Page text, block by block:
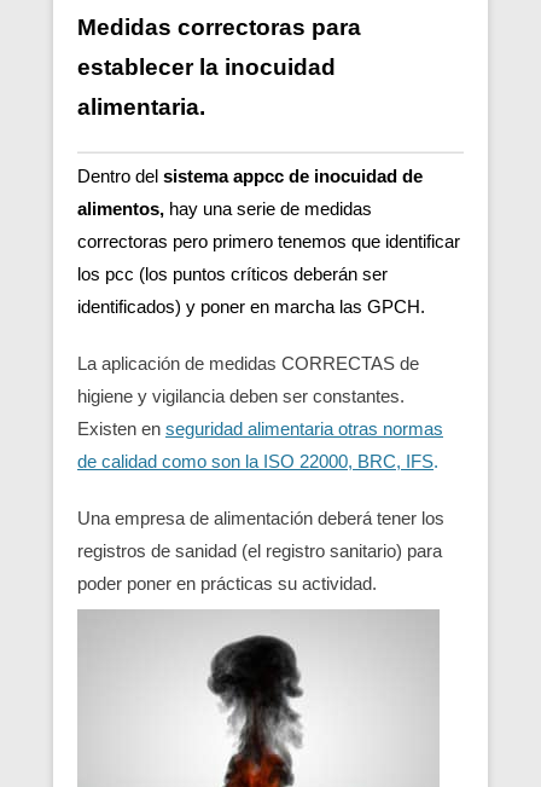
Medidas correctoras para
establecer la inocuidad
alimentaria.
Dentro del sistema appcc de inocuidad de
alimentos, hay una serie de medidas
correctoras pero primero tenemos que identificar
los pcc (los puntos críticos deberán ser
identificados) y poner en marcha las GPCH.
La aplicación de medidas CORRECTAS de
higiene y vigilancia deben ser constantes.
Existen en seguridad alimentaria otras normas
de calidad como son la ISO 22000, BRC, IFS.
Una empresa de alimentación deberá tener los
registros de sanidad (el registro sanitario) para
poder poner en prácticas su actividad.